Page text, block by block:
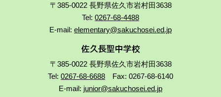
〒385-0022 長野県佐久市岩村田3638
Tel: 0267-68-4488
E-mail: elementary@sakuchosei.ed.jp
佐久長聖中学校
〒385-0022 長野県佐久市岩村田3638
Tel: 0267-68-6688 Fax: 0267-68-6140
E-mail: junior@sakuchosei.ed.jp